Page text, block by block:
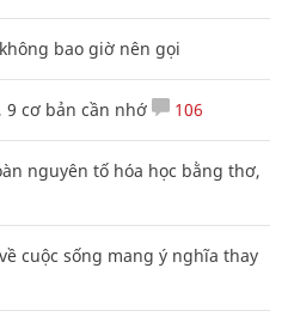
bao giờ nên gọi
9 cơ bản cần nhớ 106
nguyên tố hóa học bằng thơ,
cuộc sống mang ý nghĩa thay